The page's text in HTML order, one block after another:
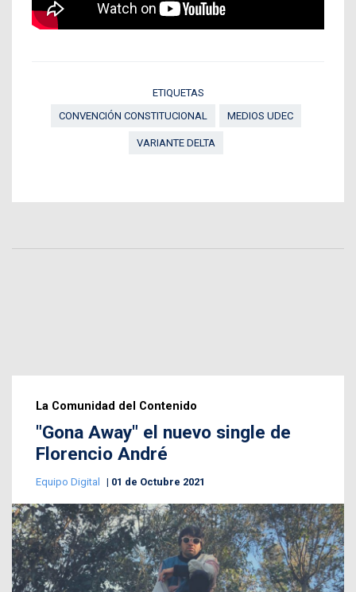
ETIQUETAS
CONVENCIÓN CONSTITUCIONAL
MEDIOS UDEC
VARIANTE DELTA
La Comunidad del Contenido
"Gona Away" el nuevo single de
Florencio André
Equipo Digital 01 de Octubre 2021